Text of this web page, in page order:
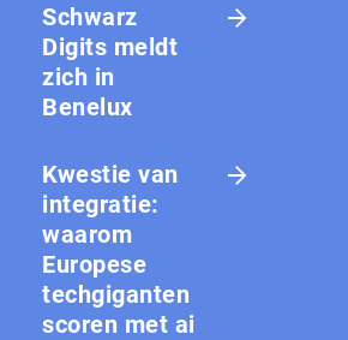
Schwarz
Digits meldt
zich in
Benelux
Kwestie van
integratie:
waarom
Europese
techgiganten
scoren met ai